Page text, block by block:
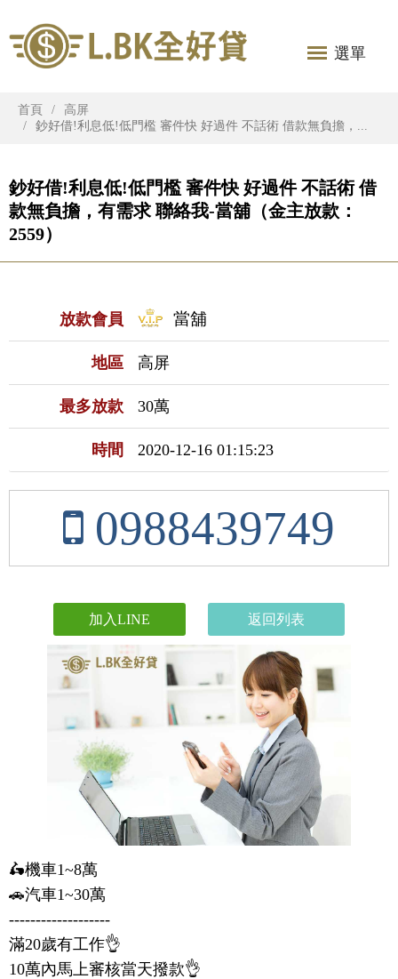
選單
首頁
高屏
鈔好借!利息低!低門檻 審件快 好過件 不話術 借款無負擔，...
鈔好借!利息低!低門檻 審件快 好過件 不話術 借
款無負擔，有需求 聯絡我-當舖（金主放款：
2559）
放款會員 當舖
地區 高屏
最多放款 30萬
時間 2020-12-16 01:15:23
0988439749
加入LINE 返回列表
🛵機車1~8萬
🚗汽車1~30萬
-------------------
滿20歲有工作👌
10萬內馬上審核當天撥款👌